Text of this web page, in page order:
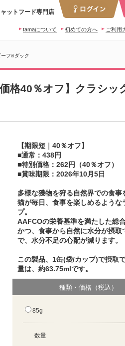
ットフード専門店
ご利用
初めての方へ
tamaについて
フ&ダック
格40％オフ】クラシッ
【期限短｜40％オフ】
■通常：438円
■特別価格：262円（40％オフ）
■賞味期限：2026年10月5日
多様な獲物を狩る自然界での食事
猫が毎日、食事を楽しめるような
プ。
AAFCOの栄養基準を満たした総合
かつ、食事から自然に水分が摂取
で、水分不足の心配が減ります。
この製品、1缶(袋/カップ)で摂取
量は、約63.75mlです。
種類・価格（税込）
85g
数量